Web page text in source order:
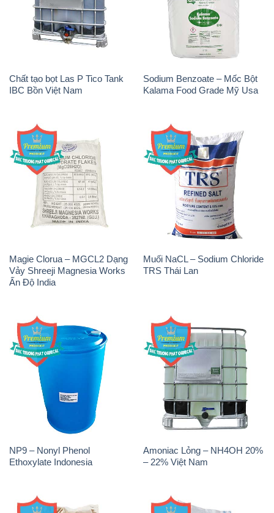
Chất tạo bọt Las P Tico Tank
IBC Bồn Việt Nam
Sodium Benzoate – Mốc Bột
Kalama Food Grade Mỹ Usa
Magie Clorua – MGCL2 Dạng
Vảy Shreeji Magnesia Works
Ấn Độ India
Muối NaCL – Sodium Chloride
TRS Thái Lan
NP9 – Nonyl Phenol
Ethoxylate Indonesia
Amoniac Lỏng – NH4OH 20%
– 22% Việt Nam